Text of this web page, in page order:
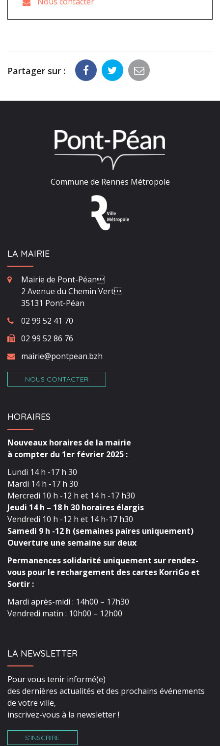
Partager sur :
Commune de Rennes Métropole
LA MAIRIE
Mairie de Pont-Péan
2 Avenue du Chemin Vert
35131 Pont-Péan
02 99 52 41 70
02 99 52 86 76
mairie@pontpean.bzh
NOUS CONTACTER
HORAIRES
Nouveaux horaires de la mairie
à compter du 1er février 2025 :
Lundi 14 h -17 h 30
Mardi 14 h -17 h 30
Mercredi 10 h -12 h et 14 h -17 h30
Jeudi 14 h – 18 h 30 horaires élargis
Vendredi 10 h -12 h et 14 h-17 h30
Samedi 9 h -12 h (semaines paires uniquement)
Ouverture une semaine sur deux
Permanences solidarité uniquement sur rendez-
vous pour le rechargement des cartes KorriGo et
Sortir :
Mardi après-midi : 14h00 – 17h30
Vendredi matin : 10h00 – 12h00
LA NEWSLETTER
Pour vous tenir informé(e)
des dernières actualités et des prochains événements
de votre ville,
inscrivez-vous à la newsletter !
S’INSCRIRE